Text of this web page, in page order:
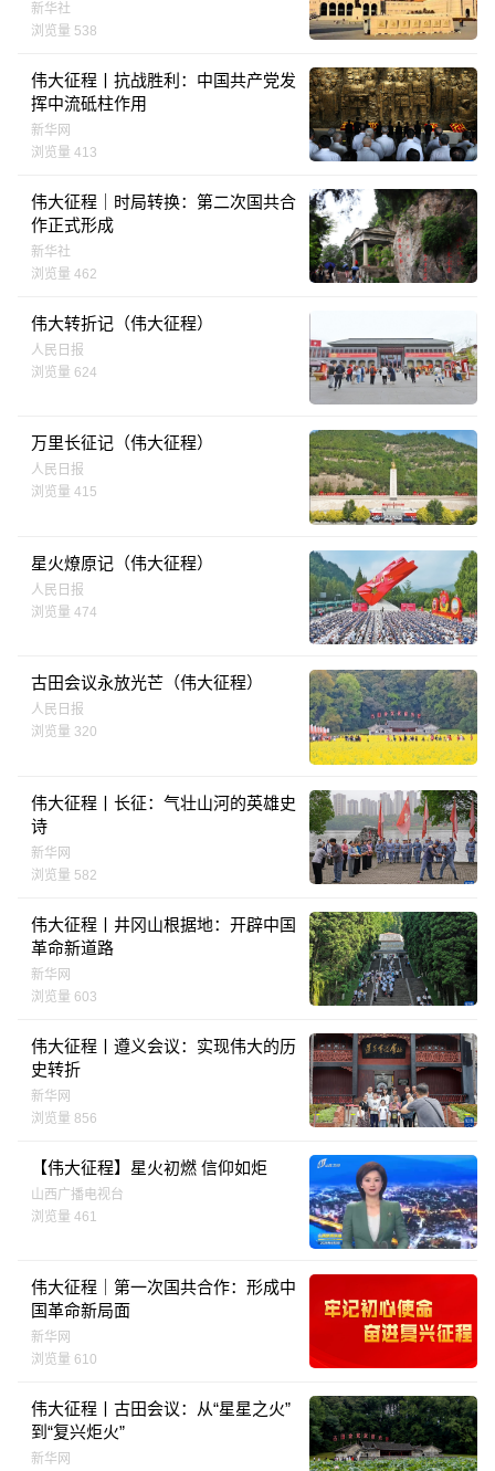
新华社
浏览量 538
伟大征程丨抗战胜利：中国共产党发
挥中流砥柱作用
新华网
浏览量 413
伟大征程｜时局转换：第二次国共合
作正式形成
新华社
浏览量 462
伟大转折记（伟大征程）
人民日报
浏览量 624
万里长征记（伟大征程）
人民日报
浏览量 415
星火燎原记（伟大征程）
人民日报
浏览量 474
古田会议永放光芒（伟大征程）
人民日报
浏览量 320
伟大征程丨长征：气壮山河的英雄史
诗
新华网
浏览量 582
伟大征程丨井冈山根据地：开辟中国
革命新道路
新华网
浏览量 603
伟大征程丨遵义会议：实现伟大的历
史转折
新华网
浏览量 856
【伟大征程】星火初燃 信仰如炬
山西广播电视台
浏览量 461
伟大征程｜第一次国共合作：形成中
国革命新局面
新华网
浏览量 610
伟大征程丨古田会议：从“星星之火”
到“复兴炬火”
新华网